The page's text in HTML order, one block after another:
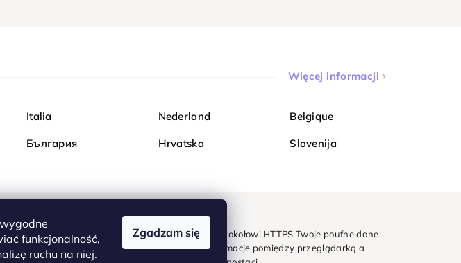
funkcjonalność,
ruchu na niej.
Zgadzam się
Więcej informacji
Italia Nederland Belgique
България Hrvatska Slovenija
Kupuj bezpiecznie w Diamondi. Dzięki protokołowi HTTPS Twoje poufne dane
są całkowicie bezpieczne - wszystkie informacje pomiędzy przeglądarką a